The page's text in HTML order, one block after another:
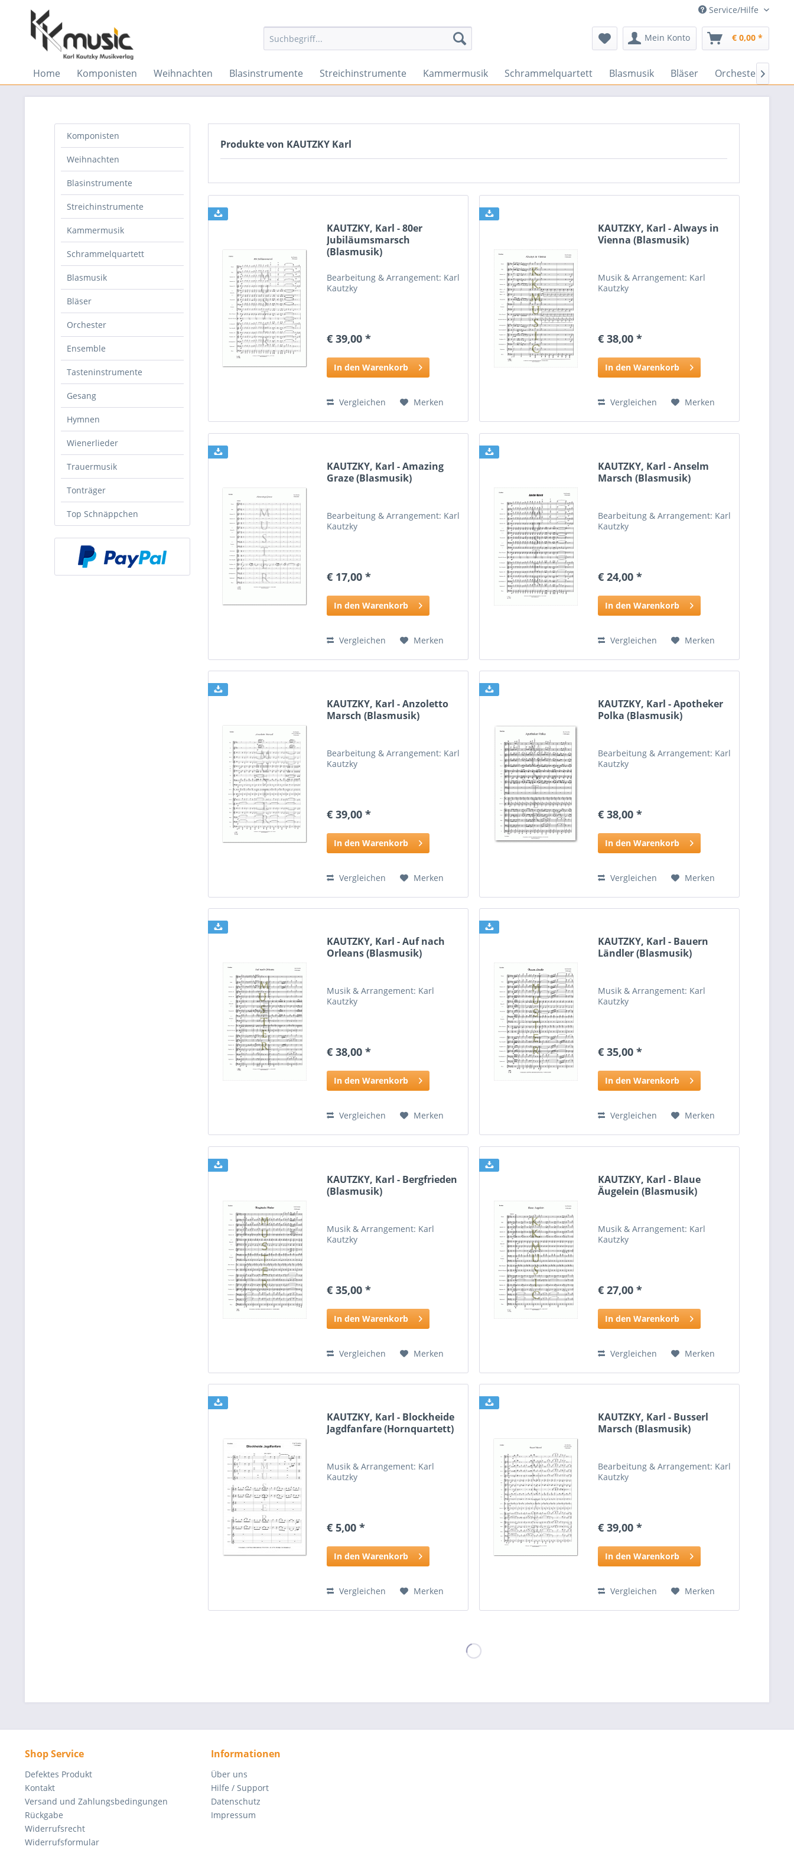
Service/Hilfe
Mein Konto € 0,00 *
Home Komponisten Weihnachten Blasinstrumente Streichinstrumente Kammermusik Schrammelquartett Blasmusik Bläser Orchester 
Komponisten
Weihnachten
Blasinstrumente
Streichinstrumente
Kammermusik
Schrammelquartett
Blasmusik
Bläser
Orchester
Ensemble
Tasteninstrumente
Gesang
Hymnen
Wienerlieder
Trauermusik
Tonträger
Top Schnäppchen
Produkte von KAUTZKY Karl
KAUTZKY, Karl - 80er
Jubiläumsmarsch
(Blasmusik)
Bearbeitung & Arrangement: Karl
Kautzky
€ 39,00 *
In den Warenkorb
Vergleichen Merken
KAUTZKY, Karl - Always in
Vienna (Blasmusik)
Musik & Arrangement: Karl
Kautzky
€ 38,00 *
In den Warenkorb
Vergleichen Merken
KAUTZKY, Karl - Amazing
Graze (Blasmusik)
Bearbeitung & Arrangement: Karl
Kautzky
€ 17,00 *
In den Warenkorb
Vergleichen Merken
KAUTZKY, Karl - Anselm
Marsch (Blasmusik)
Bearbeitung & Arrangement: Karl
Kautzky
€ 24,00 *
In den Warenkorb
Vergleichen Merken
KAUTZKY, Karl - Anzoletto
Marsch (Blasmusik)
Bearbeitung & Arrangement: Karl
Kautzky
€ 39,00 *
In den Warenkorb
Vergleichen Merken
KAUTZKY, Karl - Apotheker
Polka (Blasmusik)
Bearbeitung & Arrangement: Karl
Kautzky
€ 38,00 *
In den Warenkorb
Vergleichen Merken
KAUTZKY, Karl - Auf nach
Orleans (Blasmusik)
Musik & Arrangement: Karl
Kautzky
€ 38,00 *
In den Warenkorb
Vergleichen Merken
KAUTZKY, Karl - Bauern
Ländler (Blasmusik)
Musik & Arrangement: Karl
Kautzky
€ 35,00 *
In den Warenkorb
Vergleichen Merken
KAUTZKY, Karl - Bergfrieden
(Blasmusik)
Musik & Arrangement: Karl
Kautzky
€ 35,00 *
In den Warenkorb
Vergleichen Merken
KAUTZKY, Karl - Blaue
Äugelein (Blasmusik)
Musik & Arrangement: Karl
Kautzky
€ 27,00 *
In den Warenkorb
Vergleichen Merken
KAUTZKY, Karl - Blockheide
Jagdfanfare (Hornquartett)
Musik & Arrangement: Karl
Kautzky
€ 5,00 *
In den Warenkorb
Vergleichen Merken
KAUTZKY, Karl - Busserl
Marsch (Blasmusik)
Bearbeitung & Arrangement: Karl
Kautzky
€ 39,00 *
In den Warenkorb
Vergleichen Merken
Shop Service
Defektes Produkt
Kontakt
Versand und Zahlungsbedingungen
Rückgabe
Widerrufsrecht
Widerrufsformular
Informationen
Über uns
Hilfe / Support
Datenschutz
Impressum